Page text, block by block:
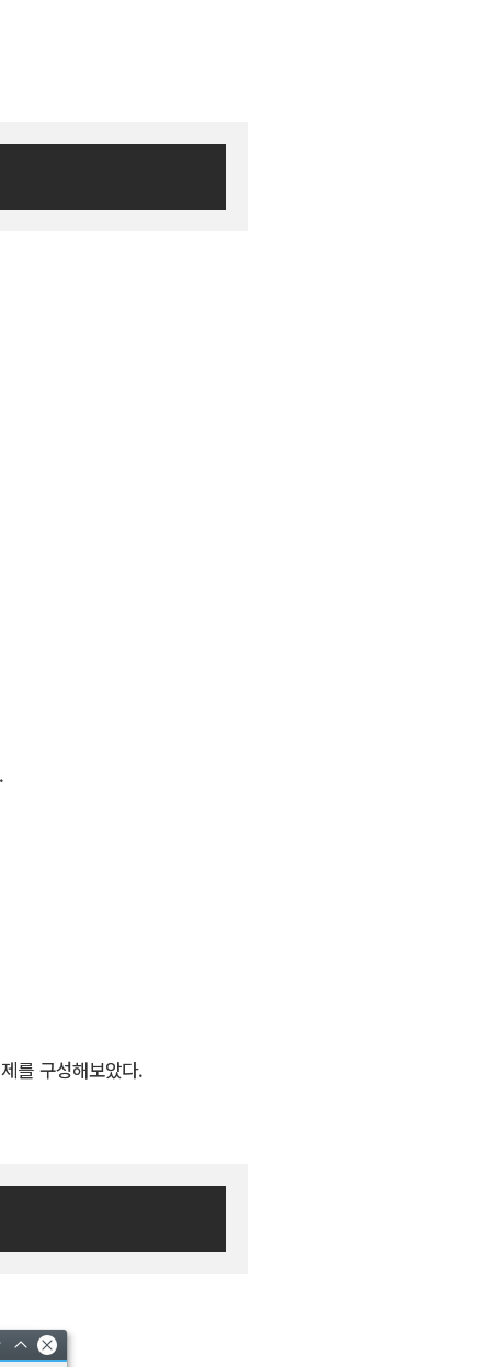
를 구성해보았다.